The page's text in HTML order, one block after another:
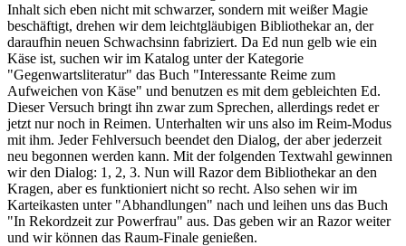
Inhalt sich eben nicht mit schwarzer, sondern mit weißer Magie
beschäftigt, drehen wir dem leichtgläubigen Bibliothekar an, der
daraufhin neuen Schwachsinn fabriziert. Da Ed nun gelb wie ein
Käse ist, suchen wir im Katalog unter der Kategorie
"Gegenwartsliteratur" das Buch "Interessante Reime zum
Aufweichen von Käse" und benutzen es mit dem gebleichten Ed.
Dieser Versuch bringt ihn zwar zum Sprechen, allerdings redet er
jetzt nur noch in Reimen. Unterhalten wir uns also im Reim-Modus
mit ihm. Jeder Fehlversuch beendet den Dialog, der aber jederzeit
neu begonnen werden kann. Mit der folgenden Textwahl gewinnen
wir den Dialog: 1, 2, 3. Nun will Razor dem Bibliothekar an den
Kragen, aber es funktioniert nicht so recht. Also sehen wir im
Karteikasten unter "Abhandlungen" nach und leihen uns das Buch
"In Rekordzeit zur Powerfrau" aus. Das geben wir an Razor weiter
und wir können das Raum-Finale genießen.